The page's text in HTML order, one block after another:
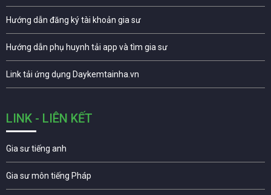
Hướng dẫn đăng ký tài khoản gia sư
Hướng dẫn phụ huynh tải app và tìm gia sư
Link tải ứng dụng Daykemtainha.vn
LINK - LIÊN KẾT
Gia sư tiếng anh
Gia sư môn tiếng Pháp